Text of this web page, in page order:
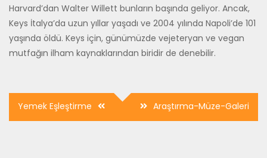
Harvard’dan Walter Willett bunların başında geliyor. Ancak,
Keys İtalya’da uzun yıllar yaşadı ve 2004 yılında Napoli’de 101
yaşında öldü. Keys için, günümüzde vejeteryan ve vegan
mutfağın ilham kaynaklarından biridir de denebilir.
Yazı
dolaşımı
Yemek Eşleştirme Araştırma-Müze-Galeri